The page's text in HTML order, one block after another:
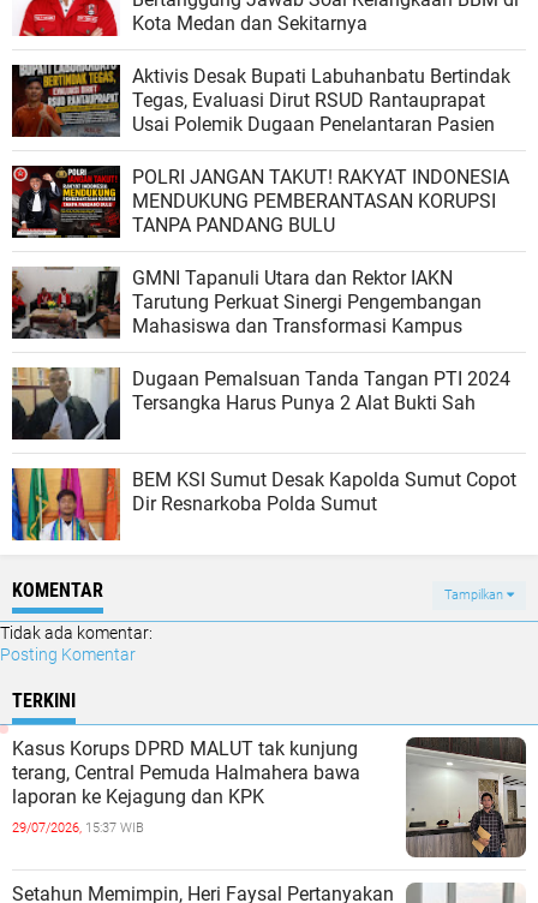
Kota Medan dan Sekitarnya
‎Aktivis Desak Bupati Labuhanbatu Bertindak
Tegas, Evaluasi Dirut RSUD Rantauprapat
Usai Polemik Dugaan Penelantaran Pasien
POLRI JANGAN TAKUT! RAKYAT INDONESIA
MENDUKUNG PEMBERANTASAN KORUPSI
TANPA PANDANG BULU
GMNI Tapanuli Utara dan Rektor IAKN
Tarutung Perkuat Sinergi Pengembangan
Mahasiswa dan Transformasi Kampus
Dugaan Pemalsuan Tanda Tangan PTI 2024
Tersangka Harus Punya 2 Alat Bukti Sah
BEM KSI Sumut Desak Kapolda Sumut Copot
Dir Resnarkoba Polda Sumut
KOMENTAR Tampilkan
Tidak ada komentar:
Posting Komentar
TERKINI
Kasus Korups DPRD MALUT tak kunjung
terang, Central Pemuda Halmahera bawa
laporan ke Kejagung dan KPK
29/07/2026, 15:37 WIB
Setahun Memimpin, Heri Faysal Pertanyakan